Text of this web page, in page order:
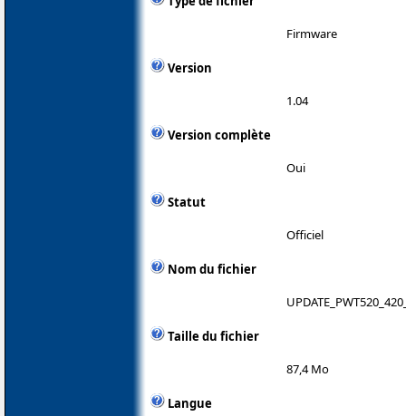
Firmware
Version
1.04
Version complète
Oui
Statut
Officiel
Nom du fichier
Taille du fichier
87,4 Mo
Langue